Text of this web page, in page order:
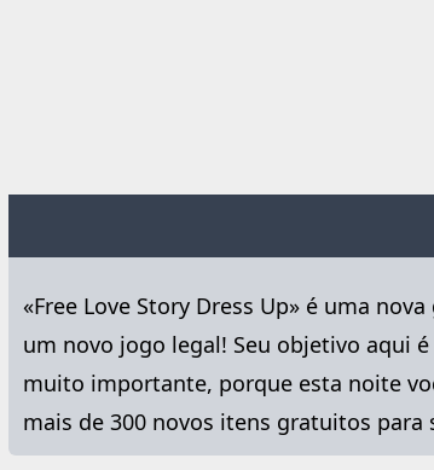
«Free Love Story Dress Up» é uma
um novo jogo legal! Seu objetivo aqui
muito importante, porque esta noite
mais de 300 novos itens gratuitos